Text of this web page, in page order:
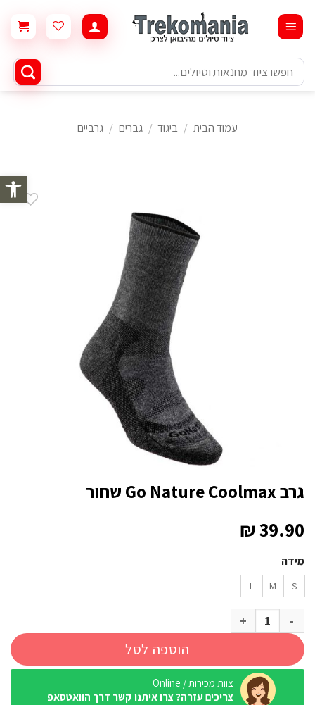
פתח
content
חיפוש
עבור:
עמוד הבית / ביגוד / גברים / גרביים
גרב Go Nature Coolmax שחור
₪39.90
מידה
S
M
L
כמות של גרב Go Nature Coolmax שחור
הוספה לסל
צוות מכירות / Online
צריכים עזרה? צרו איתנו קשר דרך הוואטסאפ